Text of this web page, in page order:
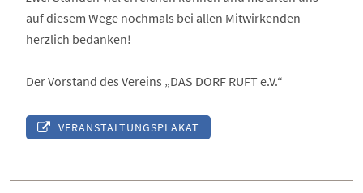
auf diesem Wege nochmals bei allen Mitwirkenden
herzlich bedanken!
Der Vorstand des Vereins „DAS DORF RUFT e.V.“
VERANSTALTUNGSPLAKAT